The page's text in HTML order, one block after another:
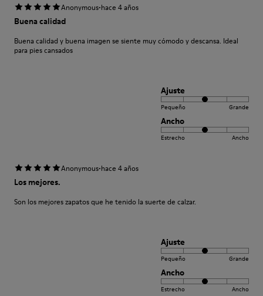
Anonymous·hace 4 años
Buena calidad
Buena calidad y buena imagen se siente muy cómodo y descansa. Ideal
para pies cansados
Ajuste
Pequeño Grande
Ancho
Estrecho Ancho
Anonymous·hace 4 años
Los mejores.
Son los mejores zapatos que he tenido la suerte de calzar.
Ajuste
Pequeño Grande
Ancho
Estrecho Ancho